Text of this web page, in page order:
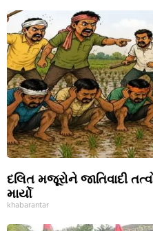
દલિત મજૂરોને જાતિવાદી
માર્યો
khabarantar